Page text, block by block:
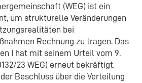
(WEG) ist ein
um strukturelle Veränderungen
bei
Rechnung zu tragen. Das
I hat mit seinem Urteil vom 9.
23 WEG) erneut bekräftigt,
Beschluss über die Verteilung